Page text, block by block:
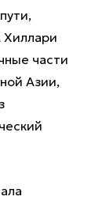
Хиллари
части
Азии,